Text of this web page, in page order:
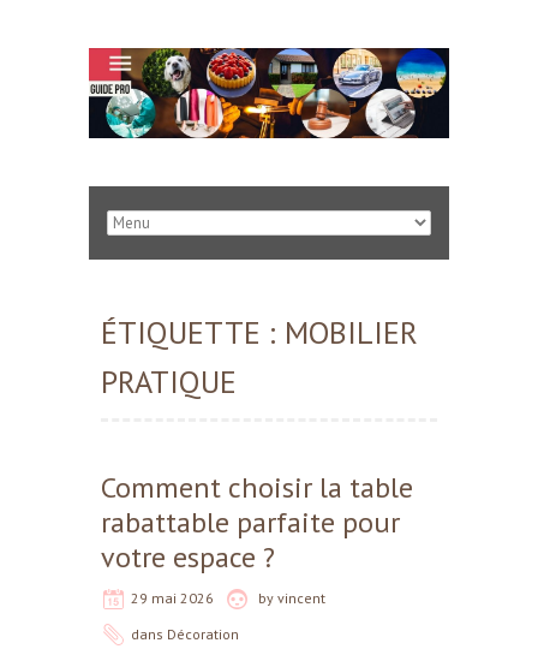
ÉTIQUETTE : MOBILIER
PRATIQUE
Comment choisir la table
rabattable parfaite pour
votre espace ?
29 mai 2026 by vincent
dans Décoration